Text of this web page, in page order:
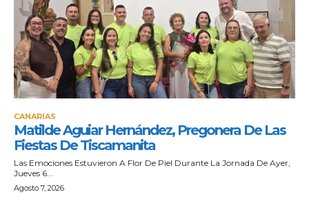
CANARIAS
Matilde Aguiar Hernández, Pregonera De Las
Fiestas De Tiscamanita
Las Emociones Estuvieron A Flor De Piel Durante La Jornada De Ayer,
Jueves 6...
Agosto 7, 2026